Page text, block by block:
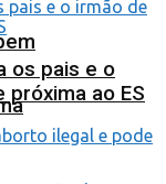
os pais e o
ao ES